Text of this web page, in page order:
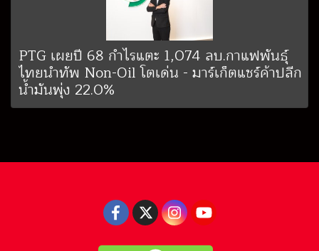
PTG เผยปี 68 กำไรแตะ 1,074 ลบ.กาแฟพันธุ์
ไทยนำทัพ Non-Oil โตเด่น - มาร์เก็ตแชร์ค้าปลีก
น้ำมันพุ่ง 22.0%